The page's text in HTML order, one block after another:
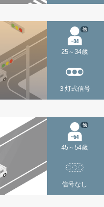
25～34歳
他
３灯式信号
45～54歳
他
信号なし